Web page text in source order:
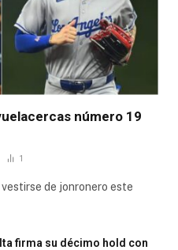
número 19
1
de jonronero este
firma su décimo hold con